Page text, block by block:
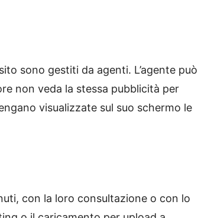
sono gestiti da agenti. L’agente può
non veda la stessa pubblicità per
visualizzate sul suo schermo le
con la loro consultazione o con lo